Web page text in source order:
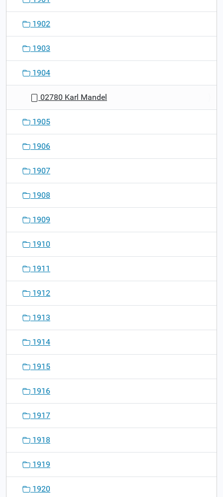
1902
1903
1904
02780 Karl Mandel
1905
1906
1907
1908
1909
1910
1911
1912
1913
1914
1915
1916
1917
1918
1919
1920